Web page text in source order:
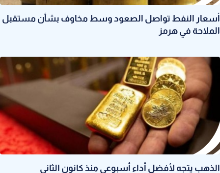
أسعار النفط تواصل الصعود وسط مخاوف بشأن مستقبل
الملاحة في هرمز
الذهب يتجه لأفضل أداء أسبوعي منذ كانون الثاني